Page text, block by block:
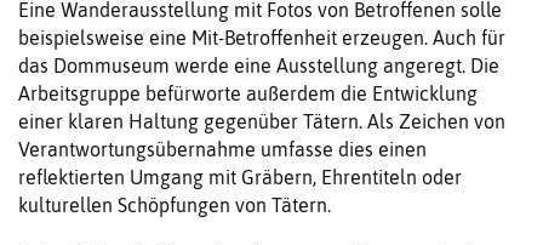
Eine Wanderausstellung mit Fotos von Betroffenen solle
beispielsweise eine Mit-Betroffenheit erzeugen. Auch für
das Dommuseum werde eine Ausstellung angeregt. Die
Arbeitsgruppe befürworte außerdem die Entwicklung
einer klaren Haltung gegenüber Tätern. Als Zeichen von
Verantwortungsübernahme umfasse dies einen
reflektierten Umgang mit Gräbern, Ehrentiteln oder
kulturellen Schöpfungen von Tätern.